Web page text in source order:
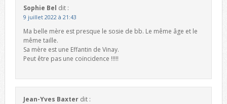
Sophie Bel dit :
9 juillet 2022 à 21:43
Ma belle mère est presque le sosie de bb. Le même âge et le
même taille.
Sa mère est une Effantin de Vinay.
Peut être pas une coïncidence !!!!!
Jean-Yves Baxter dit :